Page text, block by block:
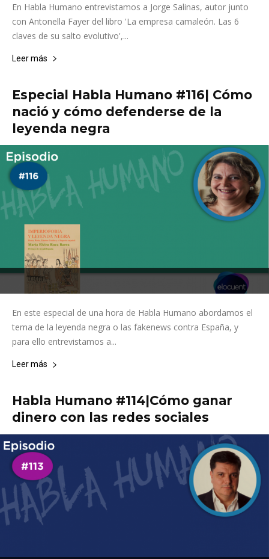
En Habla Humano entrevistamos a Jorge Salinas, autor junto
con Antonella Fayer del libro 'La empresa camaleón. Las 6
claves de su salto evolutivo',...
Leer más
Especial Habla Humano #116| Cómo
nació y cómo defenderse de la
leyenda negra
En este especial de una hora de Habla Humano abordamos el
tema de la leyenda negra o las fakenews contra España, y
para ello entrevistamos a...
Leer más
Habla Humano #114|Cómo ganar
dinero con las redes sociales